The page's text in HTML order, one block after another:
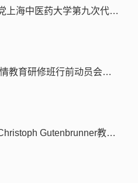
中国农工民主党上海中医药大学第九次代表大会召开
2026年教师国情教育研修班行前动员会举行
康复国际主席Christoph Gutenbrunner教授来校康复医学院交流指导